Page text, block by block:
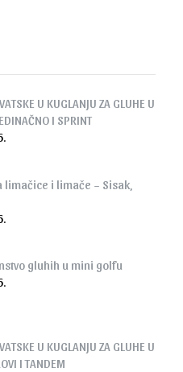
U KUGLANJU ZA GLUHE U
I SPRINT
limačice i limače – Sisak,
gluhih u mini golfu
U KUGLANJU ZA GLUHE U
I TANDEM